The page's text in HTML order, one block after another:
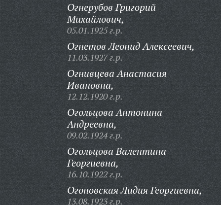
Огнерубов Григорий
Михайлович,
05.01.1925 г.р.
Огнетов Леонид Алексеевич,
11.03.1927 г.р.
Огнивцева Анастасия
Ивановна,
12.12.1920 г.р.
Огольцова Антонина
Андреевна,
09.02.1924 г.р.
Огольцова Валентина
Георгиевна,
16.10.1922 г.р.
Огоновская Лидия Георгиевна,
13.08.1923 г.р.